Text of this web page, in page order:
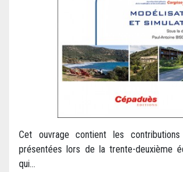
Cet ouvrage contient les
présentées lors de la trente-deuxième
qui...